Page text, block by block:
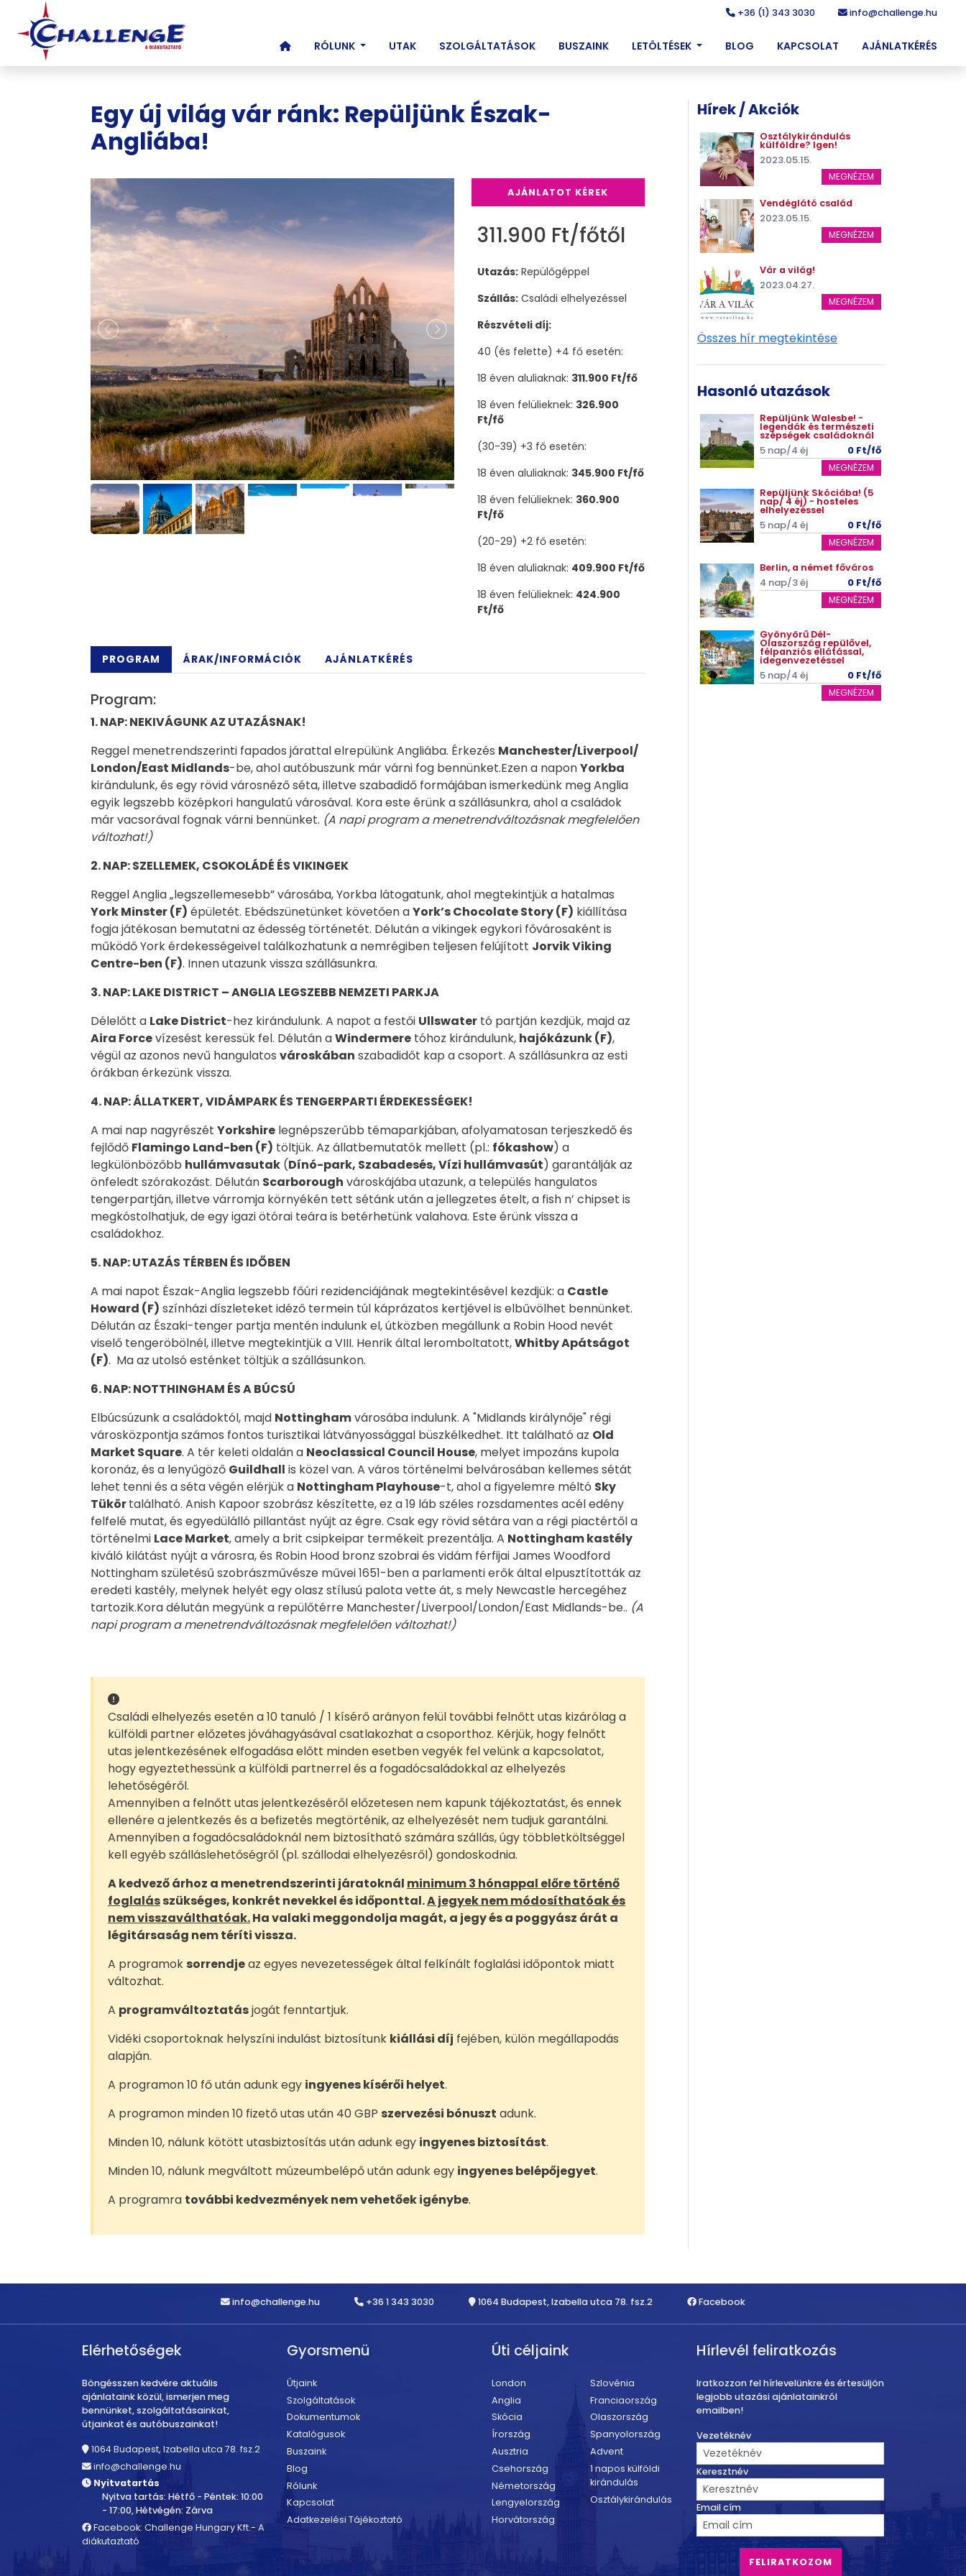
+36 (1) 343 3030 info@challenge.hu
(CURRENT)
RÓLUNK UTAK SZOLGÁLTATÁSOK BUSZAINK LETÖLTÉSEK BLOG KAPCSOLAT AJÁNLATKÉRÉS
Egy új világ vár ránk: Repüljünk Észak-
Angliába!
Képgaléria
AJÁNLATOT KÉREK
311.900 Ft/főtől
Utazás:Repülőgéppel
Szállás:Családi elhelyezéssel
Részvételi díj:
40 (és felette) +4 fő esetén:
18 éven aluliaknak: 311.900 Ft/fő
18 éven felülieknek: 326.900
Ft/fő
(30-39) +3 fő esetén:
18 éven aluliaknak: 345.900 Ft/fő
18 éven felülieknek: 360.900
Ft/fő
(20-29) +2 fő esetén:
18 éven aluliaknak: 409.900 Ft/fő
18 éven felülieknek: 424.900
Ft/fő
PROGRAM ÁRAK/INFORMÁCIÓK AJÁNLATKÉRÉS
Program:
1. NAP: NEKIVÁGUNK AZ UTAZÁSNAK!
Reggel menetrendszerinti fapados járattal elrepülünk Angliába. Érkezés Manchester/Liverpool/
London/East Midlands-be, ahol autóbuszunk már várni fog bennünket.Ezen a naponYorkba
kirándulunk, és egy rövid városnéző séta, illetve szabadidő formájában ismerkedünk meg Anglia
egyik legszebb középkori hangulatú városával. Kora este érünk a szállásunkra, ahol a családok
már vacsorával fognak várni bennünket. (A napi program a menetrendváltozásnak megfelelően
változhat!)
2. NAP:SZELLEMEK, CSOKOLÁDÉ ÉS VIKINGEK
Reggel Anglia „legszellemesebb” városába, Yorkba látogatunk, ahol megtekintjük a hatalmas
York Minster (F) épületét. Ebédszünetünket követően aYork’s Chocolate Story (F) kiállítása
fogja játékosan bemutatni az édesség történetét. Délután a vikingek egykori fővárosaként is
működő York érdekességeivel találkozhatunk a nemrégiben teljesen felújított Jorvik Viking
Centre-ben (F). Innen utazunk vissza szállásunkra.
3. NAP:LAKE DISTRICT – ANGLIA LEGSZEBB NEMZETI PARKJA
Délelőtt a Lake District-hez kirándulunk. A napot a festői Ullswater tó partján kezdjük, majd az
Aira Forcevízesést keressük fel. Délután aWindermere tóhoz kirándulunk, hajókázunk (F),
végül az azonos nevű hangulatos városkában szabadidőt kap a csoport. A szállásunkra az esti
órákban érkezünk vissza.
4. NAP:ÁLLATKERT, VIDÁMPARK ÉS TENGERPARTI ÉRDEKESSÉGEK!
A mai nap nagyrészét Yorkshire legnépszerűbb témaparkjában, afolyamatosan terjeszkedő és
fejlődő Flamingo Land-ben (F) töltjük. Az állatbemutatók mellett (pl.: fókashow) a
legkülönbözőbb hullámvasutak (Dínó-park, Szabadesés, Vízi hullámvasút) garantálják az
önfeledt szórakozást. Délután Scarborough városkájába utazunk, a település hangulatos
tengerpartján, illetve várromja környékén tett sétánk után a jellegzetes ételt, a fish n’ chipset is
megkóstolhatjuk, de egy igazi ötórai teára is betérhetünk valahova. Este érünk vissza a
családokhoz.
5. NAP: UTAZÁS TÉRBEN ÉS IDŐBEN
A mai napot Észak-Anglia legszebb főúri rezidenciájának megtekintésével kezdjük: a Castle
Howard (F) színházi díszleteket idéző termein túl káprázatos kertjével is elbűvölhet bennünket.
Délután az Északi-tenger partja mentén indulunk el, útközben megállunk a Robin Hood nevét
viselő tengeröbölnél, illetve megtekintjük a VIII. Henrik által leromboltatott,Whitby Apátságot
(F). Ma az utolsó esténket töltjük a szállásunkon.
6. NAP: NOTTHINGHAM ÉS A BÚCSÚ
Elbúcsúzunk a családoktól, majd Nottinghamvárosába indulunk. A "Midlands királynője" régi
városközpontja számos fontos turisztikai látványossággal büszkélkedhet. Itt található az Old
Market Square. A tér keleti oldalán a Neoclassical Council House, melyet impozáns kupola
koronáz, és a lenyűgöző Guildhall is közel van. A város történelmi belvárosában kellemes sétát
lehet tenni és a séta végén elérjük a Nottingham Playhouse-t, ahol a figyelemre méltó Sky
Tükörtalálható. Anish Kapoor szobrász készítette, ez a 19 láb széles rozsdamentes acél edény
felfelé mutat, és egyedülálló pillantást nyújt az égre. Csak egy rövid sétára van a régi piactértől a
történelmi Lace Market, amely a brit csipkeipar termékeit prezentálja. A Nottingham kastély
kiváló kilátást nyújt a városra, és Robin Hood bronz szobrai és vidám férfijai James Woodford
Nottingham születésű szobrászművésze művei 1651-ben a parlamenti erők által elpusztították az
eredeti kastély, melynek helyét egy olasz stílusú palota vette át, s mely Newcastle hercegéhez
tartozik.Kora délután megyünk a repülőtérre Manchester/Liverpool/London/East Midlands-be.. (A
napi program a menetrendváltozásnak megfelelően változhat!)
Családi elhelyezés esetén a 10 tanuló / 1 kísérő arányon felül további felnőtt utas kizárólag a
külföldi partner előzetes jóváhagyásával csatlakozhat a csoporthoz. Kérjük, hogy felnőtt
utas jelentkezésének elfogadása előtt minden esetben vegyék fel velünk a kapcsolatot,
hogy egyeztethessünk a külföldi partnerrel és a fogadócsaládokkal az elhelyezés
lehetőségéről.
Amennyiben a felnőtt utas jelentkezéséről előzetesen nem kapunk tájékoztatást, és ennek
ellenére a jelentkezés és a befizetés megtörténik, az elhelyezését nem tudjuk garantálni.
Amennyiben a fogadócsaládoknál nem biztosítható számára szállás, úgy többletköltséggel
kell egyéb szálláslehetőségről (pl. szállodai elhelyezésről) gondoskodnia.
A kedvező árhoz a menetrendszerinti járatoknál minimum 3 hónappal előre történő
foglalásszükséges, konkrét nevekkel és időponttal.A jegyek nem módosíthatóak és
nem visszaválthatóak.Ha valaki meggondolja magát, a jegy és a poggyász árát a
légitársaság nem téríti vissza.
A programok sorrendjeaz egyes nevezetességek által felkínált foglalási időpontok miatt
változhat.
A programváltoztatásjogát fenntartjuk.
Vidéki csoportoknak helyszíni indulást biztosítunk kiállási díj fejében, külön megállapodás
alapján.
A programon 10 fő után adunk egy ingyenes kísérői helyet.
A programon minden 10 fizető utas után 40 GBP szervezési bónuszt adunk.
Minden 10, nálunk kötött utasbiztosítás után adunk egy ingyenes biztosítást.
Minden 10, nálunk megváltott múzeumbelépő után adunk egy ingyenes belépőjegyet.
A programra további kedvezmények nem vehetőek igénybe.
Hírek / Akciók
Osztálykirándulás
külföldre? Igen!
2023.05.15.
MEGNÉZEM
Vendéglátó család
2023.05.15.
MEGNÉZEM
Vár a világ!
2023.04.27.
MEGNÉZEM
Összes hír megtekintése
Hasonló utazások
Repüljünk Walesbe! -
legendák és természeti
szépségek családoknál
5 nap/4 éj 0 Ft/fő
MEGNÉZEM
Repüljünk Skóciába! (5
nap/ 4 éj) - hosteles
elhelyezéssel
5 nap/4 éj 0 Ft/fő
MEGNÉZEM
Berlin, a német főváros
4 nap/3 éj 0 Ft/fő
MEGNÉZEM
Gyönyörű Dél-
Olaszország repülővel,
félpanziós ellátással,
idegenvezetéssel
5 nap/4 éj 0 Ft/fő
MEGNÉZEM
info@challenge.hu +36 1 343 3030 1064 Budapest, Izabella utca 78. fsz.2 Facebook
Elérhetőségek
Böngésszen kedvére aktuális
ajánlataink közül, ismerjen meg
bennünket, szolgáltatásainkat,
útjainkat és autóbuszainkat!
1064 Budapest, Izabella utca 78. fsz.2
info@challenge.hu
Nyitvatartás
Nyitva tartás: Hétfő - Péntek: 10:00
- 17:00, Hétvégén: Zárva
Facebook: Challenge Hungary Kft.- A
diákutaztató
Gyorsmenü
Útjaink
Szolgáltatások
Dokumentumok
Katalógusok
Buszaink
Blog
Rólunk
Kapcsolat
Adatkezelési Tájékoztató
Úti céljaink
London
Anglia
Skócia
Írország
Ausztria
Csehország
Németország
Lengyelország
Horvátország
Szlovénia
Franciaország
Olaszország
Spanyolország
Advent
1 napos külföldi
kirándulás
Osztálykirándulás
Hírlevél feliratkozás
Iratkozzon fel hírlevelünkre és értesüljön
legjobb utazási ajánlatainkról
emailben!
Vezetéknév
Keresztnév
Email cím